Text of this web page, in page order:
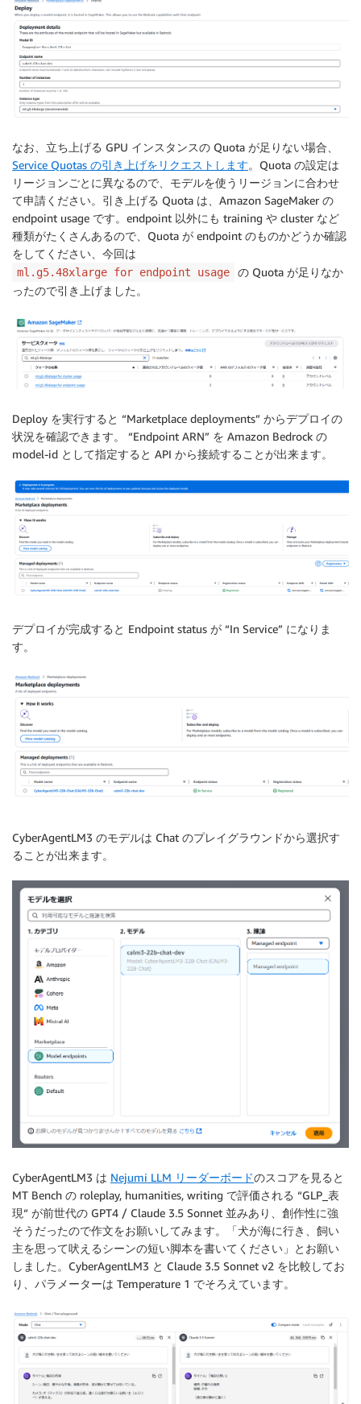
なお、立ち上げる GPU インスタンスの Quota が足りない場合、
Service Quotas の引き上げをリクエストします。Quota の設定は
リージョンごとに異なるので、モデルを使うリージョンに合わせ
て申請ください。引き上げる Quota は、Amazon SageMaker の
endpoint usage です。endpoint 以外にも training や cluster など
種類がたくさんあるので、Quota が endpoint のものかどうか確認
をしてください、今回は
ml.g5.48xlarge for endpoint usage
の Quota が足りなか
ったので引き上げました。
Deploy を実行すると “Marketplace deployments” からデプロイの
状況を確認できます。 “Endpoint ARN” を Amazon Bedrock の
model-id として指定すると API から接続することが出来ます。
デプロイが完成すると Endpoint status が “In Service” になりま
す。
CyberAgentLM3 のモデルは Chat のプレイグラウンドから選択す
ることが出来ます。
CyberAgentLM3 は Nejumi LLM リーダーボードのスコアを見ると
MT Bench の roleplay, humanities, writing で評価される “GLP_表
現“ が前世代の GPT4 / Claude 3.5 Sonnet 並みあり、創作性に強
そうだったので作文をお願いしてみます。「犬が海に行き、飼い
主を思って吠えるシーンの短い脚本を書いてください」とお願い
しました。CyberAgentLM3 と Claude 3.5 Sonnet v2 を比較してお
り、パラメーターは Temperature 1 でそろえています。